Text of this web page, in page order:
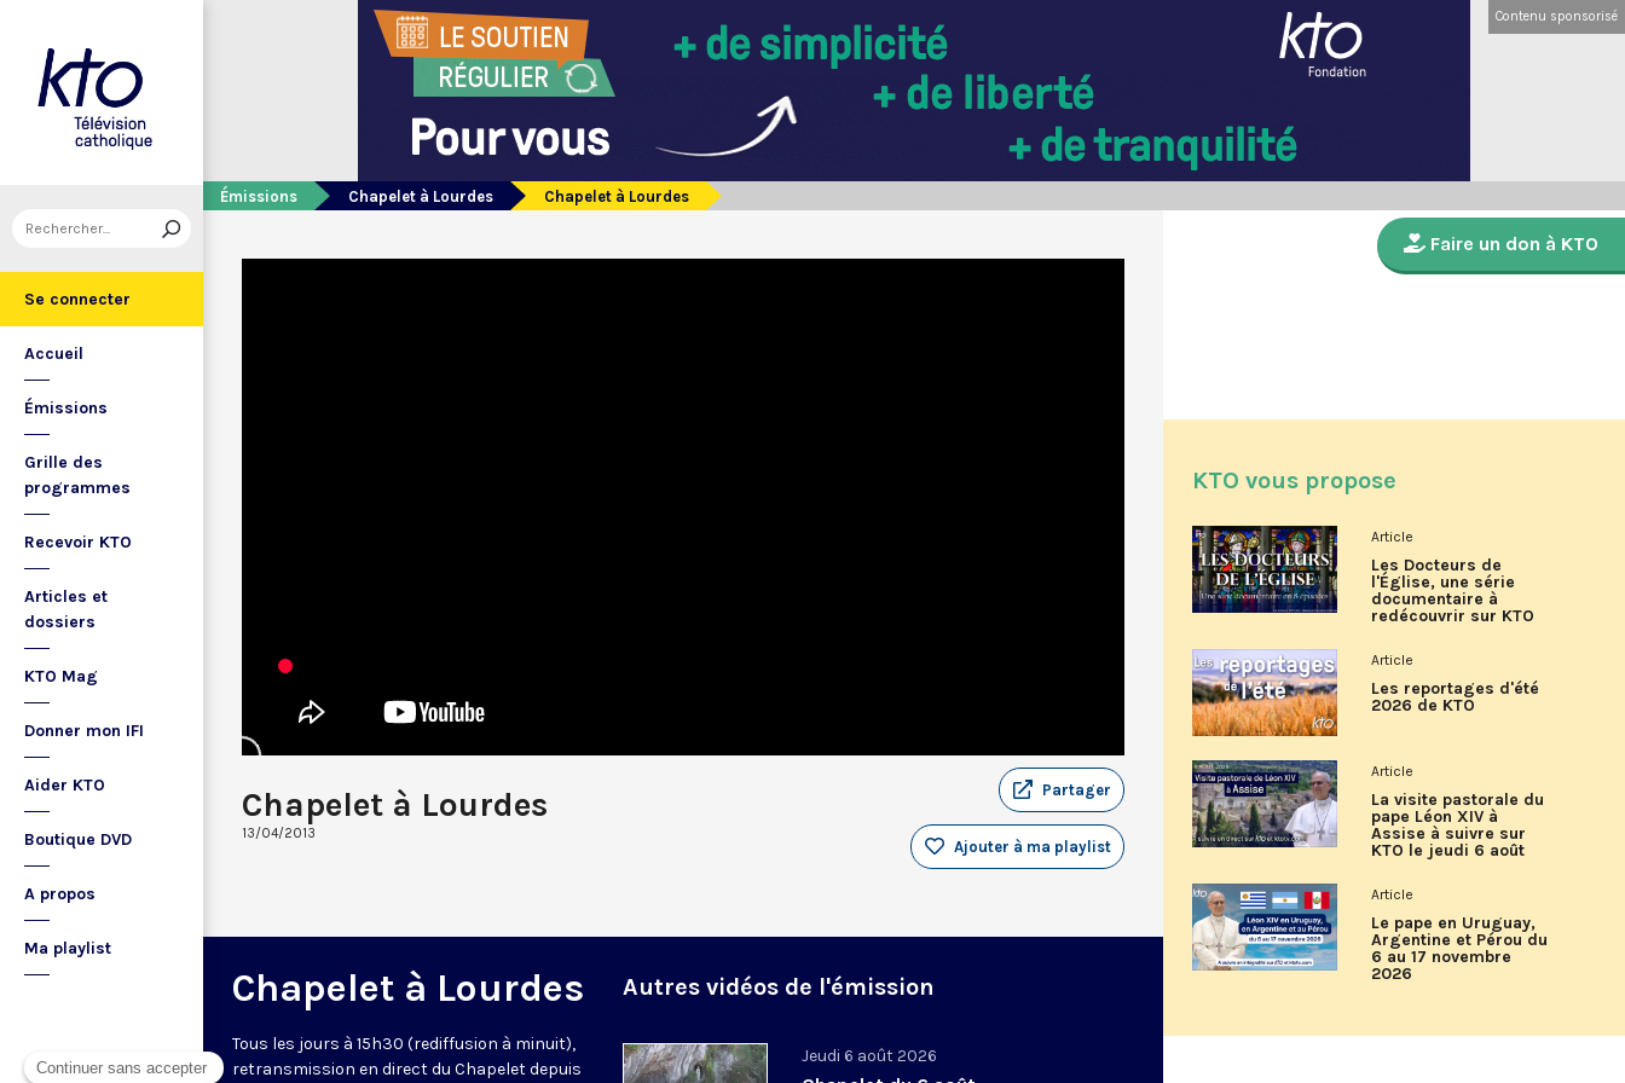
Se connecter
Accueil
Émissions
Grille des
programmes
Recevoir KTO
Articles et
dossiers
KTO Mag
Donner mon IFI
Aider KTO
Boutique DVD
A propos
Ma playlist
Contenu sponsorisé
Émissions Chapelet à Lourdes Chapelet à Lourdes
Chapelet à Lourdes
13/04/2013
Partager
Ajouter à ma playlist
Chapelet à Lourdes
Tous les jours à 15h30 (rediffusion à minuit),
retransmission en direct du Chapelet depuis
Autres vidéos de l'émission
Jeudi 6 août 2026
Faire un don à KTO
KTO vous propose
Article
Les Docteurs de
l'Église, une série
documentaire à
redécouvrir sur KTO
Article
Les reportages d'été
2026 de KTO
Article
La visite pastorale du
pape Léon XIV à
Assise à suivre sur
KTO le jeudi 6 août
Article
Le pape en Uruguay,
Argentine et Pérou du
6 au 17 novembre
2026